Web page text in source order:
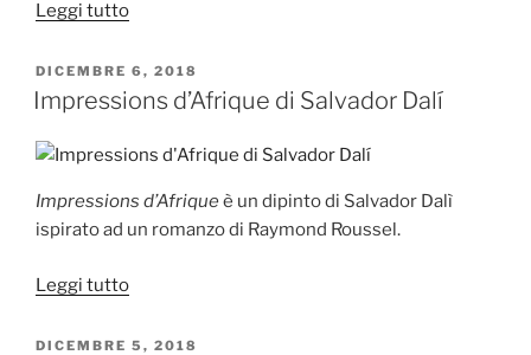
Leggi tutto“Espagne
Salvador
Dalí”
PUBBLICATO
IL
DICEMBRE 6, 2018
Impressions d’Afrique di Salvador Dalí
Impressions d’Afriqueè un dipinto di Salvador Dalì
ispirato ad un romanzo di Raymond Roussel.
Leggi tutto“Impressions
di
PUBBLICATO
DICEMBRE 5, 2018